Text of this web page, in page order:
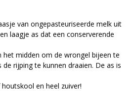
van ongepasteuriseerde melk uit
laagje as dat een conserverende
midden om de wrongel bijeen te
rijping te kunnen draaien. De as is
en heel zuiver!